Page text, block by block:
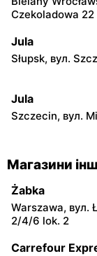
Czekoladowa 22
Jula
Słupsk, вул.
Jula
Szczecin, вул.
Магазини
Żabka
Warszawa, вул.
2/4/6 lok. 2
Carrefour